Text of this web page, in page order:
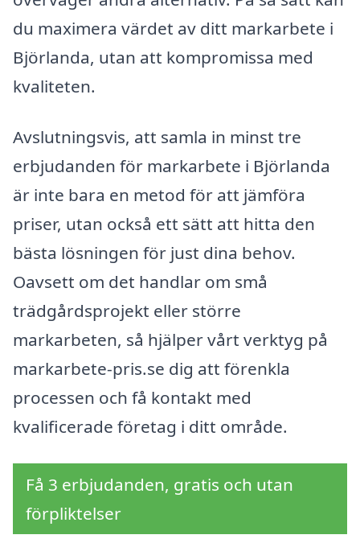
du maximera värdet av ditt markarbete i
Björlanda, utan att kompromissa med
kvaliteten.
Avslutningsvis, att samla in minst tre
erbjudanden för markarbete i Björlanda
är inte bara en metod för att jämföra
priser, utan också ett sätt att hitta den
bästa lösningen för just dina behov.
Oavsett om det handlar om små
trädgårdsprojekt eller större
markarbeten, så hjälper vårt verktyg på
markarbete-pris.se dig att förenkla
processen och få kontakt med
kvalificerade företag i ditt område.
Få 3 erbjudanden, gratis och utan
förpliktelser